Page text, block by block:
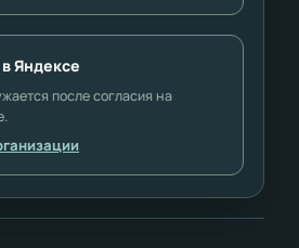
Яндексе
после согласия на